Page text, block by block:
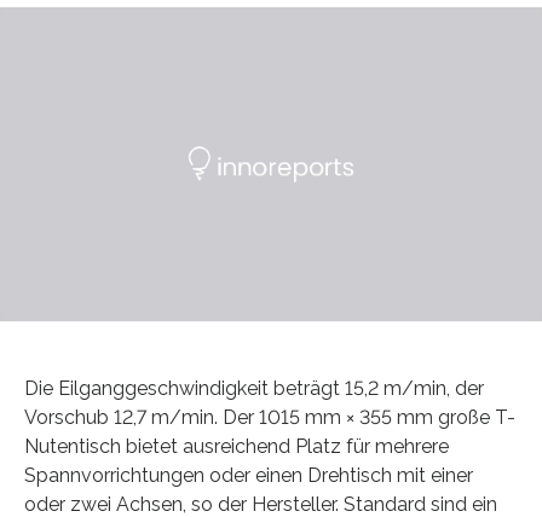
Die Eilganggeschwindigkeit beträgt 15,2 m/min, der
Vorschub 12,7 m/min. Der 1015 mm × 355 mm große T-
Nutentisch bietet ausreichend Platz für mehrere
Spannvorrichtungen oder einen Drehtisch mit einer
oder zwei Achsen, so der Hersteller. Standard sind ein